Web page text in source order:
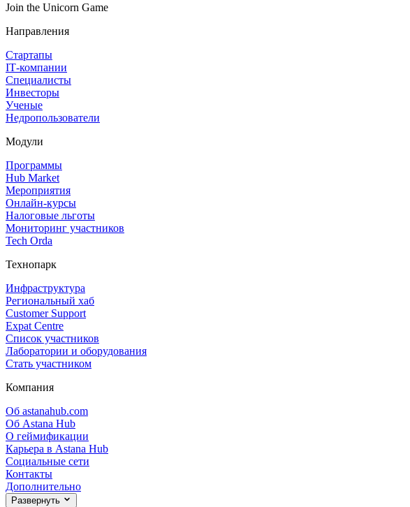
Join the Unicorn Game
Направления
Стартапы
IT‑компании
Специалисты
Инвесторы
Ученые
Недропользователи
Модули
Программы
Hub Market
Мероприятия
Онлайн‑курсы
Налоговые льготы
Мониторинг участников
Tech Orda
Технопарк
Инфраструктура
Региональный хаб
Customer Support
Expat Centre
Список участников
Лаборатории и оборудования
Стать участником
Компания
Об astanahub.com
Об Astana Hub
О геймификации
Карьера в Astana Hub
Социальные сети
Контакты
Дополнительно
Развернуть